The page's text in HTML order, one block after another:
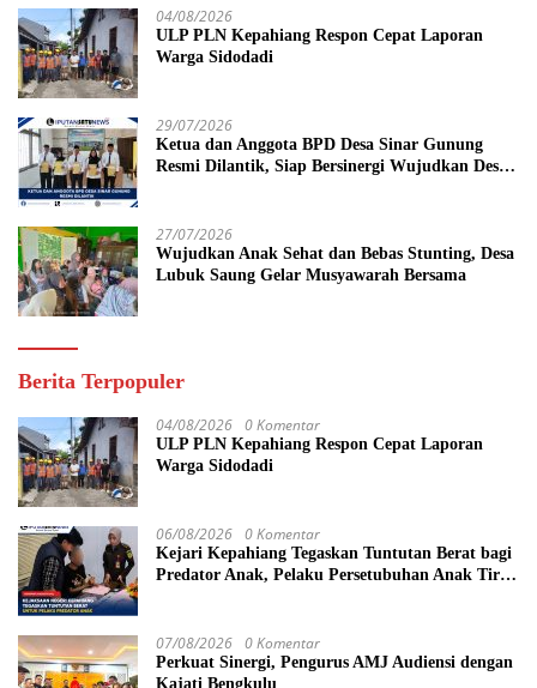
04/08/2026
ULP PLN Kepahiang Respon Cepat Laporan
Warga Sidodadi
29/07/2026
Ketua dan Anggota BPD Desa Sinar Gunung
Resmi Dilantik, Siap Bersinergi Wujudkan Desa
27/07/2026
Wujudkan Anak Sehat dan Bebas Stunting, Desa
Lubuk Saung Gelar Musyawarah Bersama
Berita Terpopuler
04/08/2026 0 Komentar
ULP PLN Kepahiang Respon Cepat Laporan
Warga Sidodadi
06/08/2026 0 Komentar
Kejari Kepahiang Tegaskan Tuntutan Berat bagi
Predator Anak, Pelaku Persetubuhan Anak Tiri
07/08/2026 0 Komentar
Perkuat Sinergi, Pengurus AMJ Audiensi dengan
Kajati Bengkulu